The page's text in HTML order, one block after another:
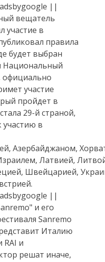
||
вещатель
участие в
правила
будет выбран
Национальный
официально
участие
пройдет в
29-й страной,
участию в
Азербайджаном,
Латвией,
Швейцарией,
||
и его
Sanremo
Италию
RAI и
решат иначе,